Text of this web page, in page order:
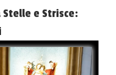
e Strisce: